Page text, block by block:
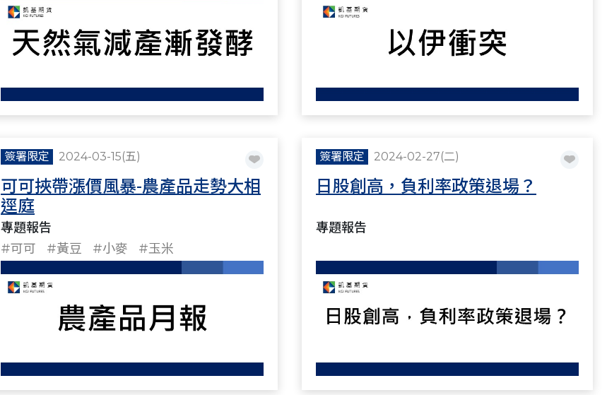
簽署限定 2024-03-15(五)
可可挾帶漲價風暴-農產品走勢大相
逕庭
專題報告
#可可
#黃豆 #小麥 #玉米
簽署限定 2024-02-27(二)
日股創高，負利率政策退場？
專題報告